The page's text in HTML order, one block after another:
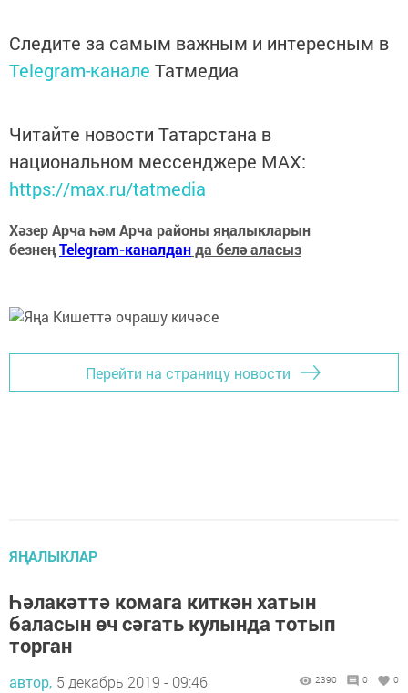
Следите за самым важным и интересным в
Telegram-канале Татмедиа
Читайте новости Татарстана в
национальном мессенджере MАХ:
https://max.ru/tatmedia
Хәзер Арча һәм Арча районы яңалыкларын
безнеңTelegram-каналданда белә аласыз
Перейти на страницу новости
ЯҢАЛЫКЛАР
Һәлакәттә комага киткән хатын
баласын өч сәгать кулында тотып
торган
автор, 5 декабрь 2019 - 09:46 2390 0 0